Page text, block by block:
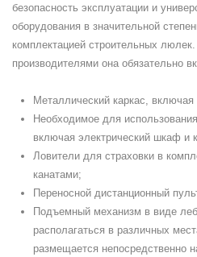
безопасность эксплуатации и
оборудования в значительной
комплектацией строительных
производителями она обязательно
Металлический каркас, включая
Необходимое для
включая электрический шкаф и
Ловители для страховки в
канатами;
Переносной дистанционный
Подъемный механизм в виде
располагаться в различных
размещается непосредственно